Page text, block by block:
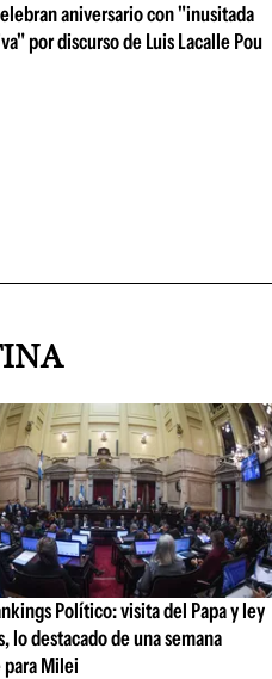
aniversario con "inusitada
por discurso de Luis Lacalle Pou
Político: visita del Papa y ley
lo destacado de una semana
Milei